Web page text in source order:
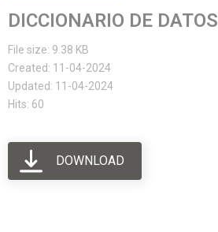
DICCIONARIO DE DATOS
File size: 9.38 KB
Created: 11-04-2024
Updated: 11-04-2024
Hits: 60
DOWNLOAD